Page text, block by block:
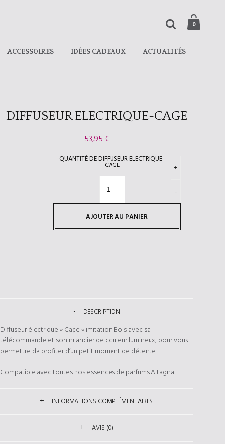
0
ACCESSOIRES IDÉES CADEAUX ACTUALITÉS
DIFFUSEUR ELECTRIQUE-CAGE
53,95€
QUANTITÉ DE DIFFUSEUR ELECTRIQUE-
CAGE
AJOUTER AU PANIER
DESCRIPTION
Diffuseur électrique « Cage » imitation Bois avec sa
télécommande et son nuancier de couleur lumineux, pour vous
permettre de profiter d’un petit moment de détente.
Compatible avec toutes nos essences de parfums Altagna.
INFORMATIONS COMPLÉMENTAIRES
AVIS (0)